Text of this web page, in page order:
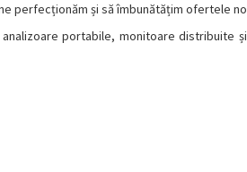
perfecționăm și să îmbunătățim ofertele
portabile, monitoare distribuite